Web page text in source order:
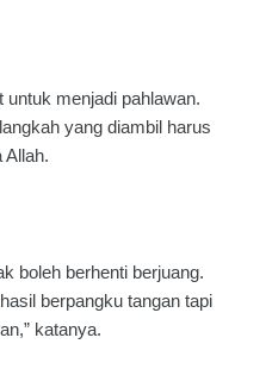
menjadi pahlawan.
yang diambil harus
Allah.
boleh berhenti berjuang.
berpangku tangan tapi
katanya.